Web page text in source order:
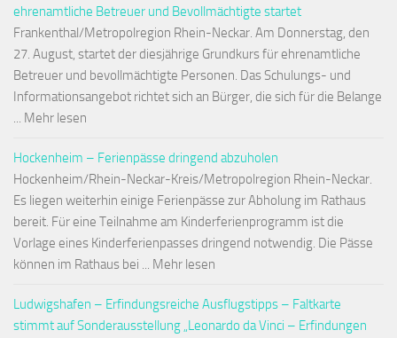
ehrenamtliche Betreuer und Bevollmächtigte startet
Frankenthal/Metropolregion Rhein-Neckar. Am Donnerstag, den
27. August, startet der diesjährige Grundkurs für ehrenamtliche
Betreuer und bevollmächtigte Personen. Das Schulungs- und
Informationsangebot richtet sich an Bürger, die sich für die Belange
... Mehr lesen
Hockenheim – Ferienpässe dringend abzuholen
Hockenheim/Rhein-Neckar-Kreis/Metropolregion Rhein-Neckar.
Es liegen weiterhin einige Ferienpässe zur Abholung im Rathaus
bereit. Für eine Teilnahme am Kinderferienprogramm ist die
Vorlage eines Kinderferienpasses dringend notwendig. Die Pässe
können im Rathaus bei ... Mehr lesen
Ludwigshafen – Erfindungsreiche Ausflugstipps – Faltkarte
stimmt auf Sonderausstellung „Leonardo da Vinci – Erfindungen